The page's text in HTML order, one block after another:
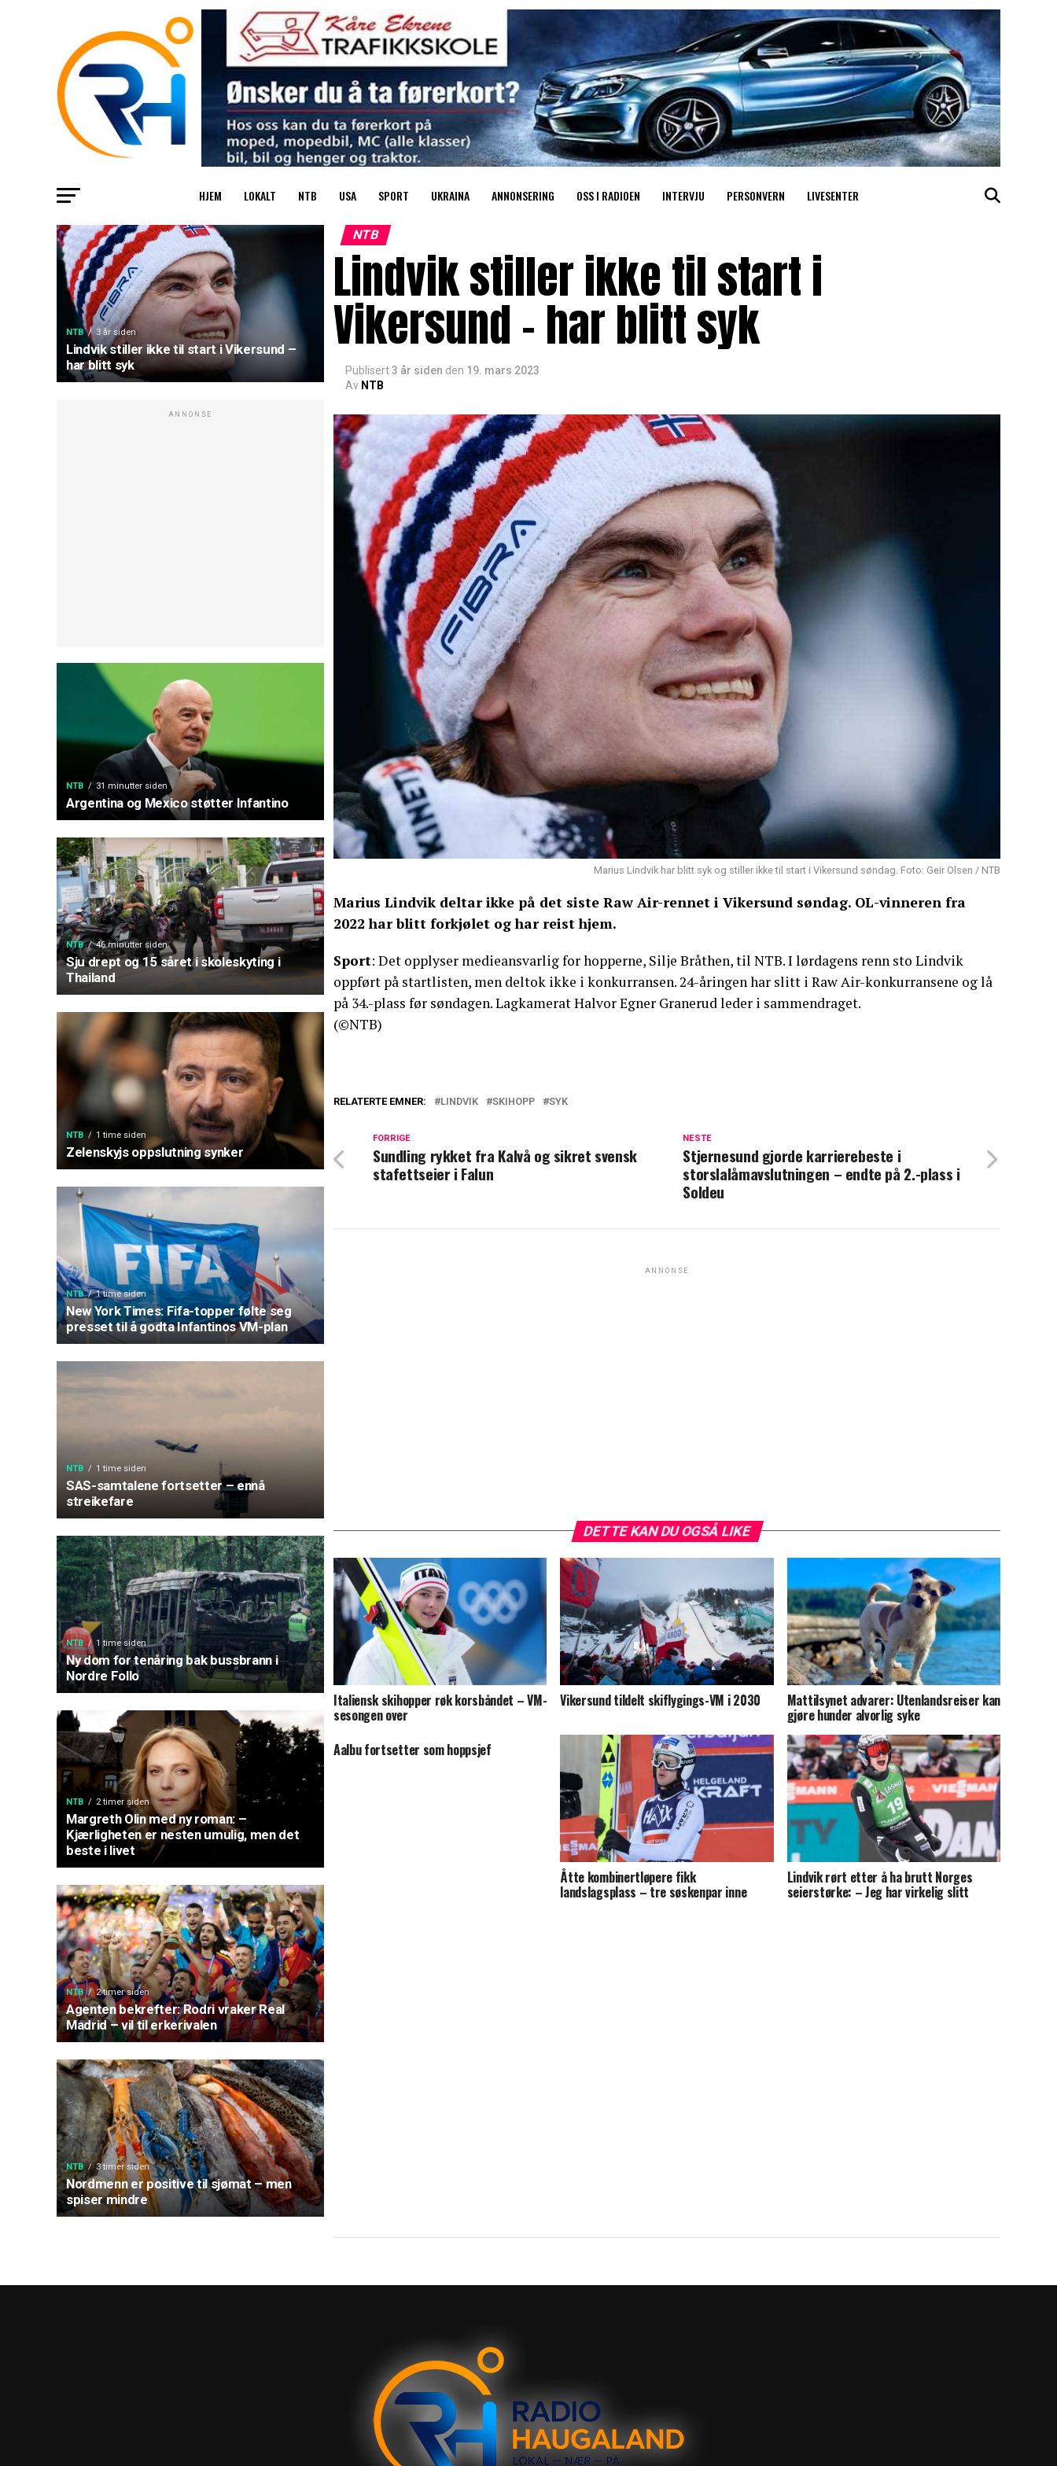
HJEM LOKALT NTB USA SPORT UKRAINA ANNONSERING OSS I RADIOEN INTERVJU PERSONVERN LIVESENTER
NTB 3 år siden
Lindvik stiller ikke til start i Vikersund –
har blitt syk
ANNONSE
NTB 31 minutter siden
Argentina og Mexico støtter Infantino
NTB 46 minutter siden
Sju drept og 15 såret i skoleskyting i
Thailand
NTB 1 time siden
Zelenskyjs oppslutning synker
NTB 1 time siden
New York Times: Fifa-topper følte seg
presset til å godta Infantinos VM-plan
NTB 1 time siden
SAS-samtalene fortsetter – ennå
streikefare
NTB 1 time siden
Ny dom for tenåring bak bussbrann i
Nordre Follo
NTB 2 timer siden
Margreth Olin med ny roman: –
Kjærligheten er nesten umulig, men det
beste i livet
NTB 2 timer siden
Agenten bekrefter: Rodri vraker Real
Madrid – vil til erkerivalen
NTB 3 timer siden
Nordmenn er positive til sjømat – men
spiser mindre
NTB
Lindvik stiller ikke til start i
Vikersund – har blitt syk
Publisert3 år siden den 19. mars 2023
Av NTB
Marius Lindvik har blitt syk og stiller ikke til start i Vikersund søndag. Foto: Geir Olsen / NTB
Marius Lindvik deltar ikke på det siste Raw Air-rennet i Vikersund søndag. OL-vinneren fra
2022 har blitt forkjølet og har reist hjem.
Sport: Det opplyser medieansvarlig for hopperne, Silje Bråthen, til NTB. I lørdagens renn sto Lindvik
oppført på startlisten, men deltok ikke i konkurransen. 24-åringen har slitt i Raw Air-konkurransene og lå
på 34.-plass før søndagen. Lagkamerat Halvor Egner Granerud leder i sammendraget.
(©NTB)
RELATERTE EMNER: LINDVIK SKIHOPP SYK
NESTE
Stjernesund gjorde karrierebeste i
storslalåmavslutningen – endte på 2.-plass i
Soldeu
FORRIGE
Sundling rykket fra Kalvå og sikret svensk
stafettseier i Falun
ANNONSE
DETTE KAN DU OGSÅ LIKE
Italiensk skihopper røk korsbåndet – VM-
sesongen over
Vikersund tildelt skiflygings-VM i 2030 Mattilsynet advarer: Utenlandsreiser kan
gjøre hunder alvorlig syke
Aalbu fortsetter som hoppsjef
Åtte kombinertløpere fikk
landslagsplass – tre søskenpar inne
Lindvik rørt etter å ha brutt Norges
seierstørke: – Jeg har virkelig slitt